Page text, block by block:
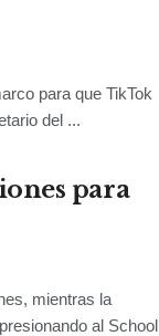
para que TikTok
del ...
para
mientras la
al School